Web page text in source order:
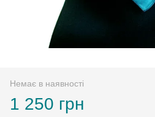
Немає в наявності
1 250 грн